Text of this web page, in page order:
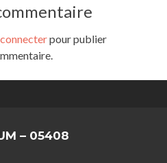
pour publier
– 05408